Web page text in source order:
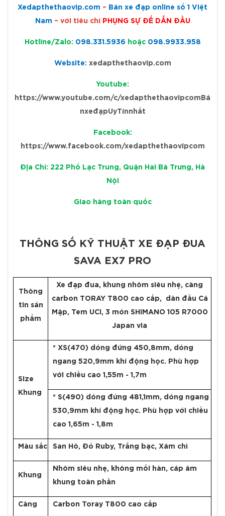
Xedapthethaovip.com – Bán xe đạp online số 1 Việt
Nam – với tiêu chí PHỤNG SỰ ĐỂ DẪN ĐẦU
Hotline/Zalo: 098.331.5936 hoặc 098.9933.958
Website: xedapthethaovip.com
Youtube:
https://www.youtube.com/c/xedapthethaovipcomBá
nxeđạpUyTínnhất
Facebook:
https://www.facebook.com/xedapthethaovipcom
Địa Chỉ: 222 Phố Lạc Trung, Quận Hai Bà Trưng, Hà
Nội
Giao hàng toàn quốc
THÔNG SỐ KỸ THUẬT XE ĐẠP ĐUA
SAVA EX7 PRO
Thông
tin sản
phẩm
Xe đạp đua, khung nhôm siêu nhẹ, càng
carbon TORAY T800 cao cấp, dàn đầu Cá
Mập, Tem UCI, 3 món SHIMANO 105 R7000
Japan via
Size
Khung
* XS(470) dóng đứng 450,8mm, dóng
ngang 520,9mm khí động học. Phù hợp
với chiều cao 1,55m - 1,7m
* S(490) dóng đứng 481,1mm, dóng ngang
530,9mm khí động học. Phù hợp với chiều
cao 1,65m - 1,8m
Màu sắc San Hô, Đỏ Ruby, Trắng bạc, Xám chì
Khung
Nhôm siêu nhẹ, không mối hàn, cáp âm
khung toàn phần
Càng Carbon Toray T800 cao cấp